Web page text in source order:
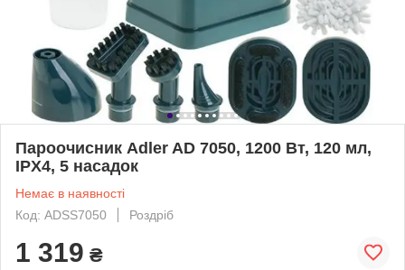
Пароочисник Adler AD 7050, 1200 Вт, 120 мл,
IPX4, 5 насадок
Немає в наявності
Код: ADSS7050
Роздріб
1 319 ₴